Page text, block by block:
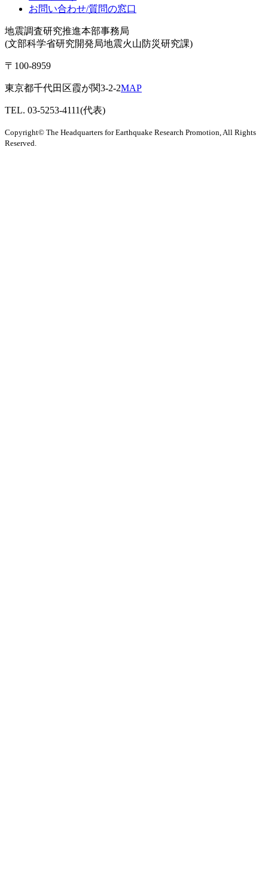
お問い合わせ/質問の窓口
地震調査研究推進本部事務局
(文部科学省研究開発局地震火山防災研究課)
〒100-8959
東京都千代田区霞が関3-2-2MAP
TEL. 03-5253-4111(代表)
Copyright© The Headquarters for Earthquake Research Promotion, All Rights
Reserved.